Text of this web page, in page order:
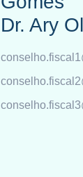
Dr. Ary